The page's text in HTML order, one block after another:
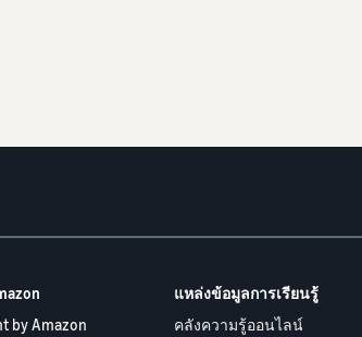
by Amazon
แหล่งข้อมูลการเรียนรู้
คลังความรู้ออนไลน์